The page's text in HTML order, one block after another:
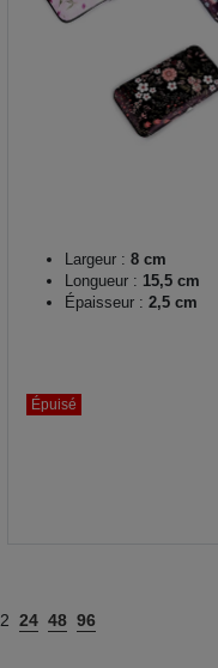
Largeur : 8 cm
Longueur : 15,5 cm
Épaisseur : 2,5 cm
Épuisé
24 48 96